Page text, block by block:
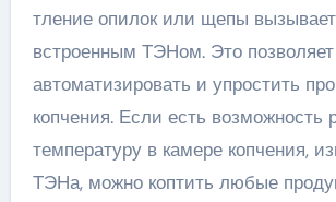
тление опилок или щепы
встроенным ТЭНом. Это позволяет
автоматизировать и упростить
копчения. Если есть возможность
температуру в камере копчения,
ТЭНа, можно коптить любые